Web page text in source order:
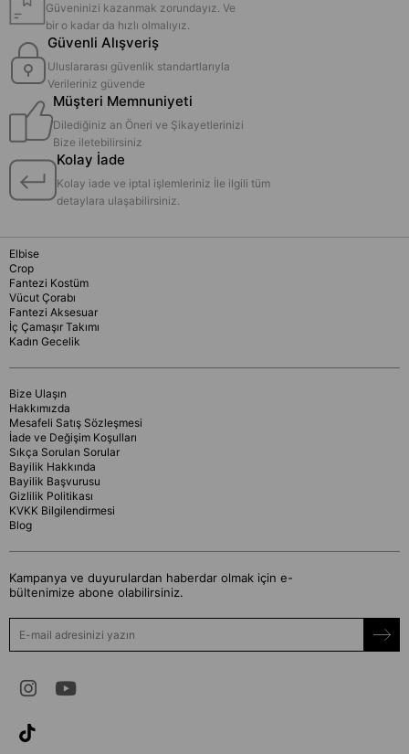
Güveninizi kazanmak zorundayız. Ve
bir o kadar da hızlı olmalıyız.
Güvenli Alışveriş
Uluslararası güvenlik standartlarıyla
Verileriniz güvende
Müşteri Memnuniyeti
Dilediğiniz an Öneri ve Şikayetlerinizi
Bize iletebilirsiniz
Kolay İade
Kolay iade ve iptal işlemleriniz İle ilgili tüm
detaylara ulaşabilirsiniz.
Elbise
Crop
Fantezi Kostüm
Vücut Çorabı
Fantezi Aksesuar
İç Çamaşır Takımı
Kadın Gecelik
Bize Ulaşın
Hakkımızda
Mesafeli Satış Sözleşmesi
İade ve Değişim Koşulları
Sıkça Sorulan Sorular
Bayilik Hakkında
Bayilik Başvurusu
Gizlilik Politikası
KVKK Bilgilendirmesi
Blog
Kampanya ve duyurulardan haberdar olmak için e-
bültenimize abone olabilirsiniz.